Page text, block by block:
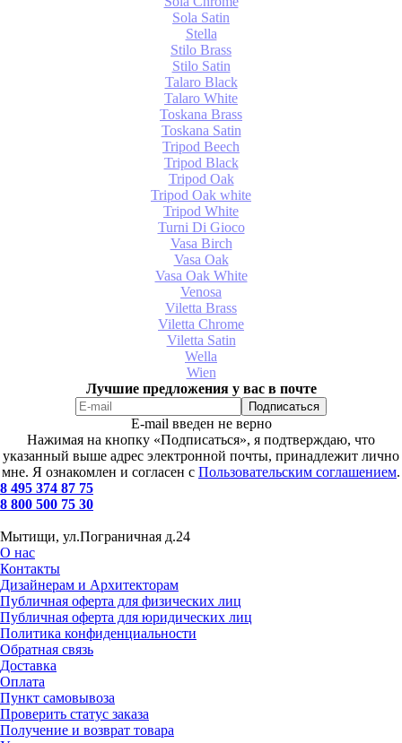
Sola Satin
Stella
Stilo Brass
Stilo Satin
Talaro Black
Talaro White
Toskana Brass
Toskana Satin
Tripod Beech
Tripod Black
Tripod Oak
Tripod Oak white
Tripod White
Turni Di Gioco
Vasa Birch
Vasa Oak
Vasa Oak White
Venosa
Viletta Brass
Viletta Chrome
Viletta Satin
Wella
Wien
Лучшие предложения у вас в почте
E-mail введен не верно
Нажимая на кнопку «Подписаться», я подтверждаю, что
указанный выше адрес электронной почты, принадлежит лично
мне. Я ознакомлен и согласен с Пользовательским соглашением.
8 495 374 87 75
8 800 500 75 30
Мытищи, ул.Пограничная д.24
О нас
Контакты
Дизайнерам и Архитекторам
Публичная оферта для физических лиц
Публичная оферта для юридических лиц
Политика конфиденциальности
Обратная связь
Доставка
Оплата
Пункт самовывоза
Проверить статус заказа
Получение и возврат товара